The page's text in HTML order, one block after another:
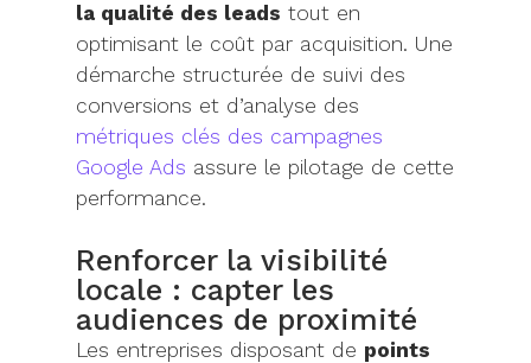
la qualité des leads tout en
optimisant le coût par acquisition. Une
démarche structurée de suivi des
conversions et d’analyse des
métriques clés des campagnes
Google Ads assure le pilotage de cette
performance.
Renforcer la visibilité
locale : capter les
audiences de proximité
Les entreprises disposant de points